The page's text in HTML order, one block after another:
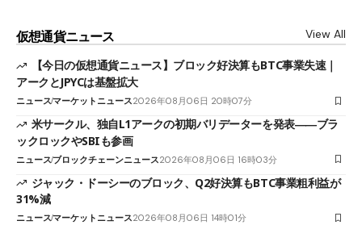
仮想通貨ニュース View All
【今日の仮想通貨ニュース】ブロック好決算もBTC事業失速｜
アークとJPYCは基盤拡大
ニュースマーケットニュース2026年08月06日 20時07分
米サークル、独自L1アークの初期バリデーターを発表――ブラ
ックロックやSBIも参画
ニュースブロックチェーンニュース2026年08月06日 16時03分
ジャック・ドーシーのブロック、Q2好決算もBTC事業粗利益が
31%減
ニュースマーケットニュース2026年08月06日 14時01分